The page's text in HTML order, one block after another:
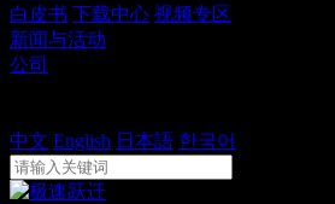
白皮书 下载中心 视频专区
新闻与活动
公司
中文 English 日本語 한국어